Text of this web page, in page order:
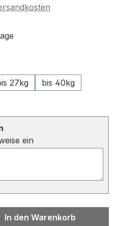
27kg
bis 40kg
ein
den
In den Warenkorb